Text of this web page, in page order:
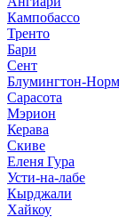
Кампобассо
Тренто
Бари
Сент
Блумингтон-
Сарасота
Мэрион
Керава
Скиве
Еленя Гура
Усти-на-лабе
Кырджали
Хайкоу